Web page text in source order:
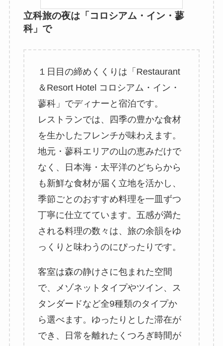
立科旅の夜は「コロシアム・イン・蓼
科」で
１日目の締めくくりは「Restaurant
＆Resort Hotel コロシアム・イン・
蓼科」でディナーと宿泊です。
レストランでは、四季の豊かな食材
を生かしたフレンチが味わえます。
地元・蓼科エリアの山の恵みだけで
なく、日本海・太平洋のどちらから
も新鮮な食材が届く立地を活かし、
季節ごとのおすすめ料理を一皿ずつ
丁寧に仕立てています。五感が満た
される料理の数々は、旅の余韻をゆ
っくりと味わうのにぴったりです。
客室は森の静けさに包まれた空間
で、メゾネットタイプやツイン、ス
タンダードなど全9種類のタイプか
ら選べます。ゆったりとした滞在が
でき、日常を離れたくつろぎ時間が